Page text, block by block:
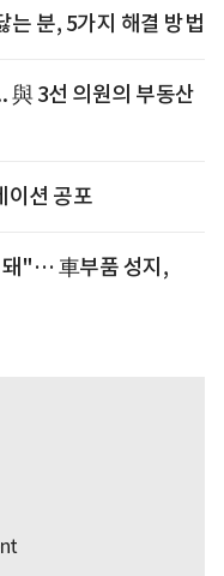
는 분, 5가지 해결 방법
與 3선 의원의 부동산
이션 공포
돼"… 車부품 성지,